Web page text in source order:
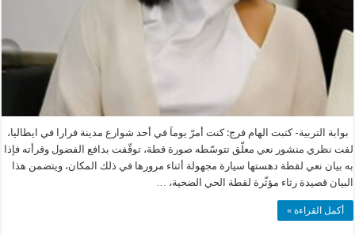
بوابة التربية- كتبت الهام فرج: كنت أمرّ يوماَ في أحد شوارع مدينة فرارا في ايطاليا،
لفت نظري منشور نعي معلّق تتوسّطه صورة قطة، توقّفت بدافع الفضول وقرأته فإذا
به بيان نعي لقطة دهستها سيارة مجهولة أثناء مرورها في ذلك المكان، ويتضمن هذا
البيان قصيدة رثاء مؤثّرة لقطة الحي الضحية، …
أكمل القراءة »